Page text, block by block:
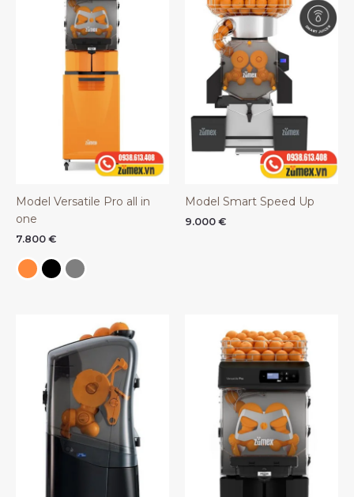
Model Versatile Pro all in
one
7.800 €
Model Smart Speed Up
9.000 €